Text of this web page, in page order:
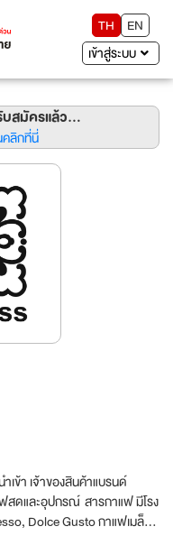
TH
EN
เข้าสู่ระบบ
สมัครแล้ว...
คลิกที่นี่
เข้า เจ้าของสินค้าแบรนด์
สดและอุปกรณ์ สารกาแฟ มีโรง
Dolce Gusto กาแฟเมล็ด